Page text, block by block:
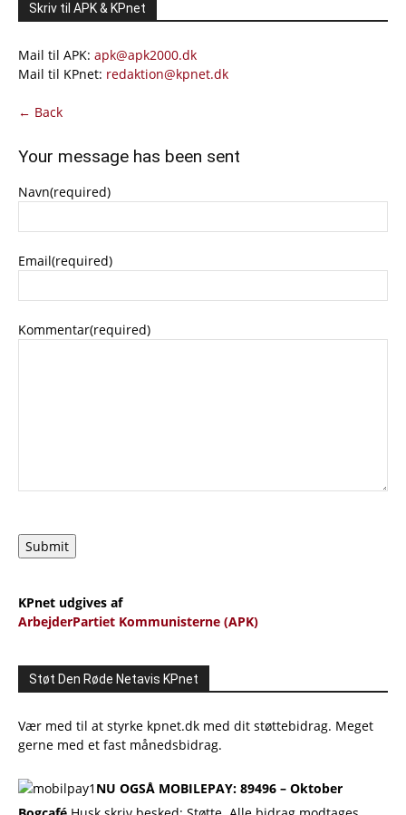
Skriv til APK & KPnet
Mail til APK: apk@apk2000.dk
Mail til KPnet: redaktion@kpnet.dk
← Back
Your message has been sent
Navn(required)
Email(required)
Kommentar(required)
Submit
KPnet udgives af
ArbejderPartiet Kommunisterne (APK)
Støt Den Røde Netavis KPnet
Vær med til at styrke kpnet.dk med dit støttebidrag. Meget
gerne med et fast månedsbidrag.
NU OGSÅ MOBILEPAY: 89496 – Oktober